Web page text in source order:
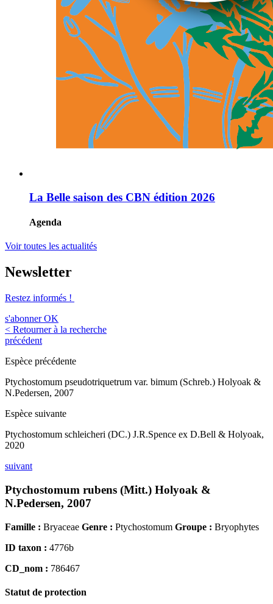
La Belle saison des CBN édition 2026
Agenda
Voir toutes les actualités
Newsletter
Restez informés !
s'abonner OK
< Retourner à la recherche
précédent
Espèce précédente
Ptychostomum pseudotriquetrum var. bimum (Schreb.) Holyoak &
N.Pedersen, 2007
Espèce suivante
Ptychostomum schleicheri (DC.) J.R.Spence ex D.Bell & Holyoak,
2020
suivant
Ptychostomum rubens (Mitt.) Holyoak &
N.Pedersen, 2007
Famille : Bryaceae Genre : Ptychostomum Groupe : Bryophytes
ID taxon : 4776b
CD_nom : 786467
Statut de protection